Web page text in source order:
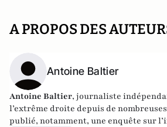
A PROPOS DES
Antoine Baltier
Antoine Baltier, journaliste
l’extrême droite depuis de
publié, notamment, une enquête sur